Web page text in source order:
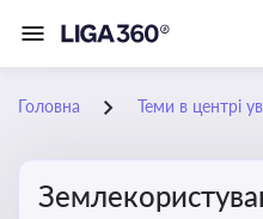
Головна Теми в центрі